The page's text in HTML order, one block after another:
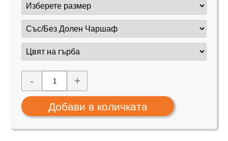
- +